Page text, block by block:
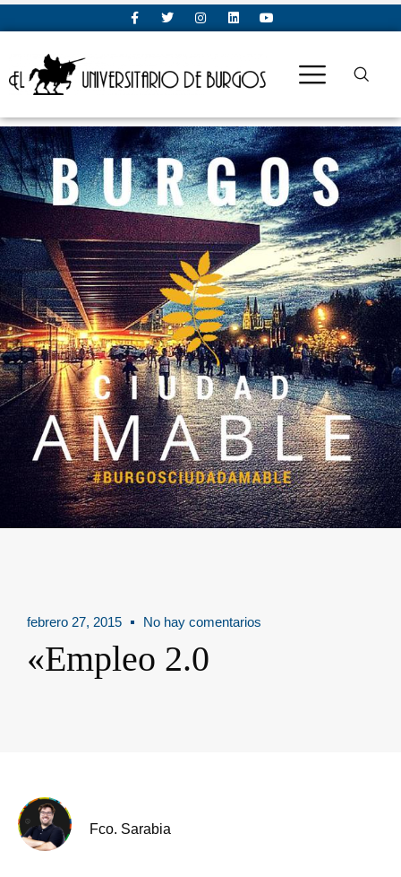
febrero 27, 2015 No hay comentarios
«Empleo 2.0
Fco. Sarabia